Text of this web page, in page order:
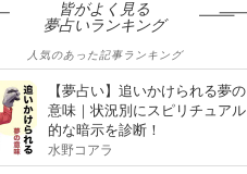
皆がよく見る
夢占いランキング
人気のあった記事ランキング
【夢占い】追いかけられる夢の
意味｜状況別にスピリチュアル
的な暗示を診断！
水野コアラ